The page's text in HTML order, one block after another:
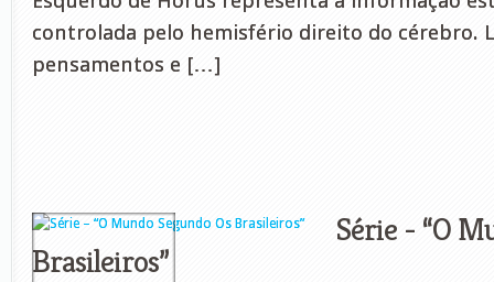
controlada pelo hemisfério direito do cérebro.
pensamentos e […]
Série - “O
Brasileiros”